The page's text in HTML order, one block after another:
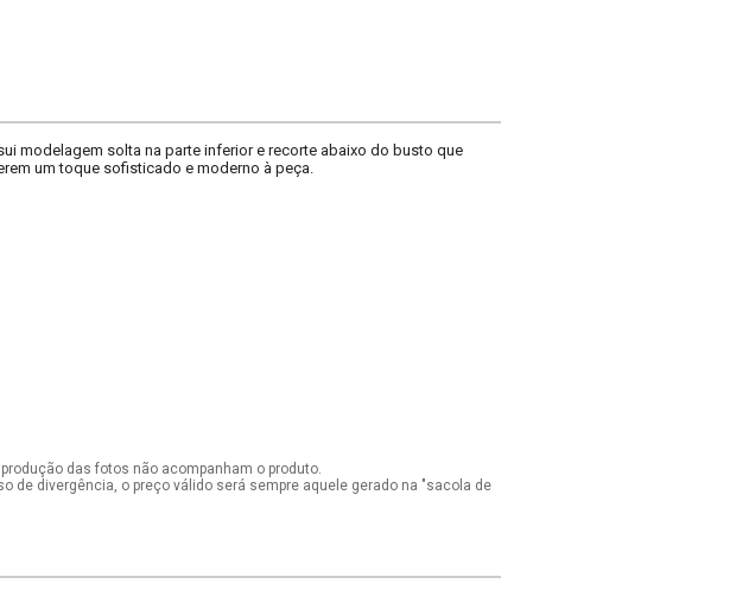
modelagem solta na parte inferior e recorte abaixo do busto que
um toque sofisticado e moderno à peça.
das fotos não acompanham o produto.
de divergência, o preço válido será sempre aquele gerado na "sacola de